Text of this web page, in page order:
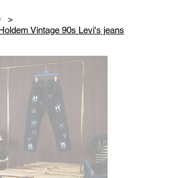
>
Vintage 90s Levi's jeans